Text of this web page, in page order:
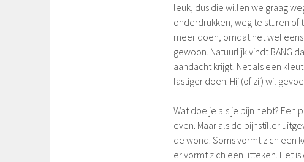
leuk, dus die willen we graag
onderdrukken, weg te sturen of
meer doen, omdat het wel eens
gewoon. Natuurlijk vindt BANG
aandacht krijgt! Net als een
lastiger doen. Hij (of zij) wil
Wat doe je als je pijn hebt?
even. Maar als de pijnstiller
de wond. Soms vormt zich een
er vormt zich een litteken. Het